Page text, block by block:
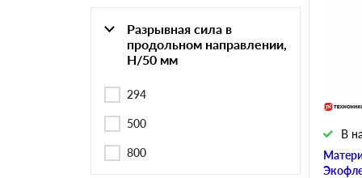
Разрывная сила в
продольном направлении,
Н/50 мм
294
500
800
В